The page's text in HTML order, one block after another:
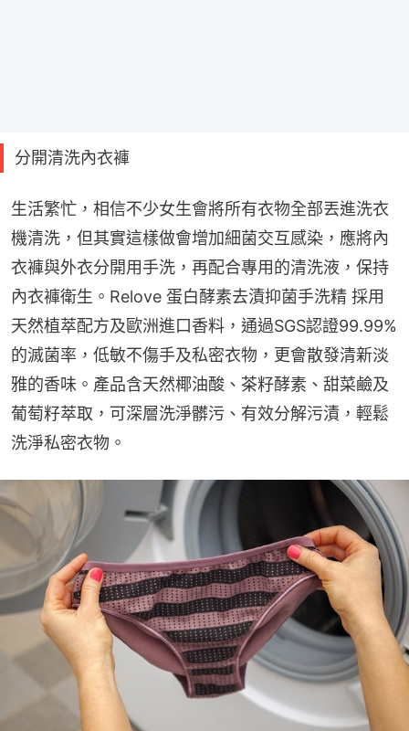
分開清洗內衣褲
生活繁忙，相信不少女生會將所有衣物全部丟進洗衣
機清洗，但其實這樣做會增加細菌交互感染，應將內
衣褲與外衣分開用手洗，再配合專用的清洗液，保持
內衣褲衛生。Relove 蛋白酵素去漬抑菌手洗精 採用
天然植萃配方及歐洲進口香料，通過SGS認證99.99%
的滅菌率，低敏不傷手及私密衣物，更會散發清新淡
雅的香味。產品含天然椰油酸、茶籽酵素、甜菜鹼及
葡萄籽萃取，可深層洗淨髒污、有效分解污漬，輕鬆
洗淨私密衣物。